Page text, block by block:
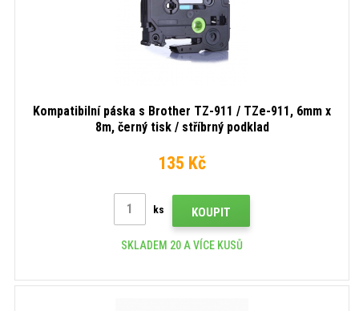
Kompatibilní páska s Brother TZ-911 / TZe-911, 6mm x
8m, černý tisk / stříbrný podklad
135 Kč
ks KOUPIT
SKLADEM 20 A VÍCE KUSŮ